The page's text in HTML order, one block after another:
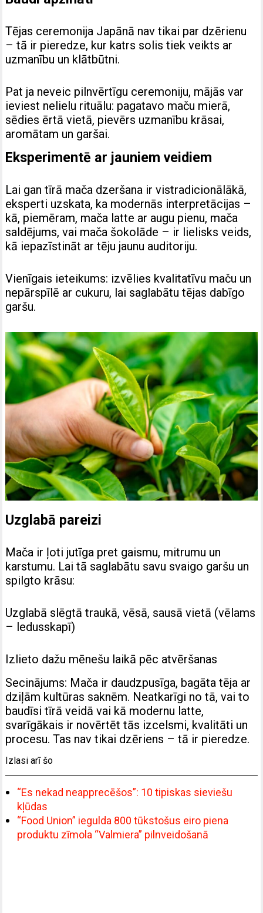
Tējas ceremonija Japānā nav tikai par dzērienu
– tā ir pieredze, kur katrs solis tiek veikts ar
uzmanību un klātbūtni.
Pat ja neveic pilnvērtīgu ceremoniju, mājās var
ieviest nelielu rituālu: pagatavo maču mierā,
sēdies ērtā vietā, pievērs uzmanību krāsai,
aromātam un garšai.
Eksperimentē ar jauniem veidiem
Lai gan tīrā mača dzeršana ir vistradicionālākā,
eksperti uzskata, ka modernās interpretācijas –
kā, piemēram, mača latte ar augu pienu, mača
saldējums, vai mača šokolāde – ir lielisks veids,
kā iepazīstināt ar tēju jaunu auditoriju.
Vienīgais ieteikums: izvēlies kvalitatīvu maču un
nepārspīlē ar cukuru, lai saglabātu tējas dabīgo
garšu.
Uzglabā pareizi
Mača ir ļoti jutīga pret gaismu, mitrumu un
karstumu. Lai tā saglabātu savu svaigo garšu un
spilgto krāsu:
Uzglabā slēgtā traukā, vēsā, sausā vietā (vēlams
– ledusskapī)
Izlieto dažu mēnešu laikā pēc atvēršanas
Secinājums: Mača ir daudzpusīga, bagāta tēja ar
dziļām kultūras saknēm. Neatkarīgi no tā, vai to
baudīsi tīrā veidā vai kā modernu latte,
svarīgākais ir novērtēt tās izcelsmi, kvalitāti un
procesu. Tas nav tikai dzēriens – tā ir pieredze.
Izlasi arī šo
“Es nekad neapprecēšos”: 10 tipiskas sieviešu
kļūdas
“Food Union” iegulda 800 tūkstošus eiro piena
produktu zīmola “Valmiera” pilnveidošanā